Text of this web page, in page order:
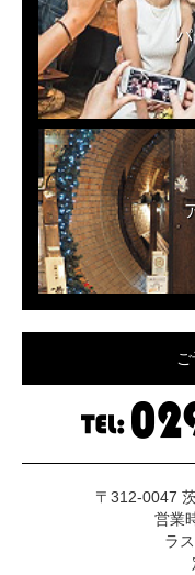
〒312-0047
営業
ラ